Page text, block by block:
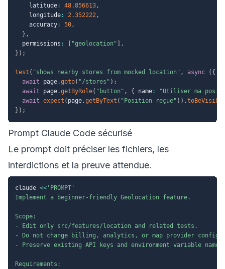
    latitude
: 48.856613,
    longitude
: 2.352222,
    accuracy
: 50,
} ,
  permissions
: "geolocation"
,
} ) ;
test ( "shows nearby stores from mocked location" , async ( {
await page.goto( "/stores" ) ;
await page.getByRole( "button" , { name :
"Utiliser ma
await expect ( page.getByText ( "Position reçue" ) ) .
} ) ;
Prompt Claude Code sécurisé
Le prompt doit préciser les fichiers, les
interdictions et la preuve attendue.
claude << 'PROMPT'
Implement a beginner-friendly Geolocation feature.
Scope:
- Edit only src/features/location and related tests.
- Do not change billing, analytics, or map provider config.
- Preserve existing API keys and environment variable
Requirements: